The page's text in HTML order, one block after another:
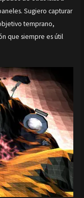
Sugiero capturar
temprano,
que siempre es útil